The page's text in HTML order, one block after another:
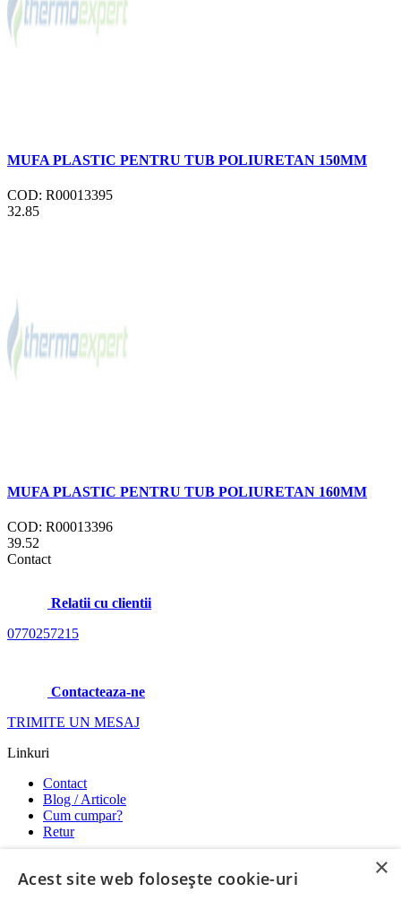
MUFA PLASTIC PENTRU TUB POLIURETAN 150MM
COD: R00013395
32.85
MUFA PLASTIC PENTRU TUB POLIURETAN 160MM
COD: R00013396
39.52
Contact
Relatii cu clientii
0770257215
Contacteaza-ne
TRIMITE UN MESAJ
Linkuri
Contact
Blog / Articole
Cum cumpar?
Retur
×
Acest site web folosește cookie-uri